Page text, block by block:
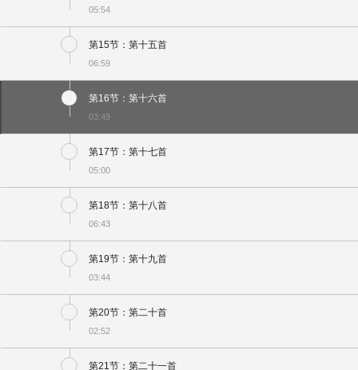
05:54
第15节：第十五首
06:59
第16节：第十六首
03:49
第17节：第十七首
05:00
第18节：第十八首
06:43
第19节：第十九首
03:44
第20节：第二十首
02:52
第21节：第二十一首